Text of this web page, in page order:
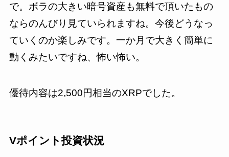
で。ボラの大きい暗号資産も無料で頂いたもの
ならのんびり見ていられますね。今後どうなっ
ていくのか楽しみです。一か月で大きく簡単に
動くみたいですね、怖い怖い。
優待内容は2,500円相当のXRPでした。
Vポイント投資状況